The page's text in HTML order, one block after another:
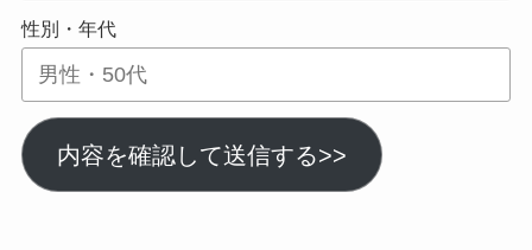
性別・年代
内容を確認して送信する>>